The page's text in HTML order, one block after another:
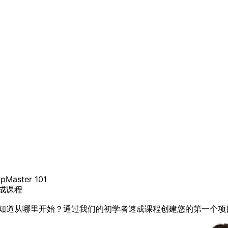
101
课程
道从哪里开始？通过我们的初学者速成课程创建您的第一个项